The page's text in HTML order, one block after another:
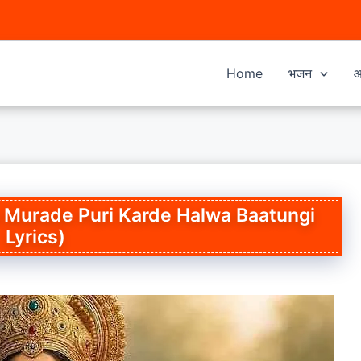
Home भजन
Murade Puri Karde Halwa Baatungi
Lyrics)